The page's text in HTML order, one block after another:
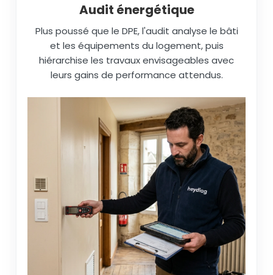
Audit énergétique
Plus poussé que le DPE, l'audit analyse le bâti
et les équipements du logement, puis
hiérarchise les travaux envisageables avec
leurs gains de performance attendus.